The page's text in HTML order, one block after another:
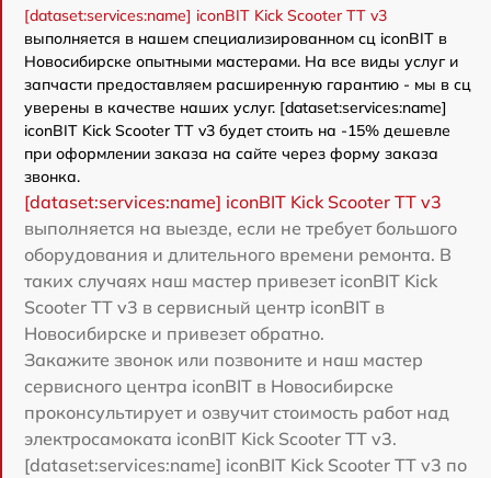
[dataset:services:name] iconBIT Kick Scooter TT v3
выполняется в нашем специализированном сц iconBIT в
Новосибирске опытными мастерами. На все виды услуг и
запчасти предоставляем расширенную гарантию - мы в сц
уверены в качестве наших услуг. [dataset:services:name]
iconBIT Kick Scooter TT v3 будет стоить на -15% дешевле
при оформлении заказа на сайте через форму заказа
звонка.
[dataset:services:name] iconBIT Kick Scooter TT v3
выполняется на выезде, если не требует большого
оборудования и длительного времени ремонта. В
таких случаях наш мастер привезет iconBIT Kick
Scooter TT v3 в сервисный центр iconBIT в
Новосибирске и привезет обратно.
Закажите звонок или позвоните и наш мастер
сервисного центра iconBIT в Новосибирске
проконсультирует и озвучит стоимость работ над
электросамоката iconBIT Kick Scooter TT v3.
[dataset:services:name] iconBIT Kick Scooter TT v3 по